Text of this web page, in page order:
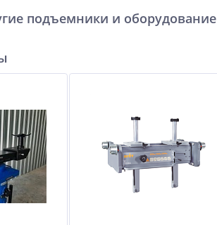
подъемники и оборудование